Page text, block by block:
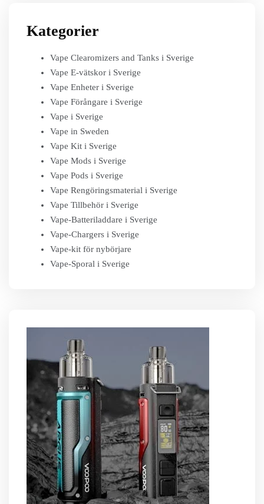
Kategorier
Vape Clearomizers and Tanks i Sverige
Vape E-vätskor i Sverige
Vape Enheter i Sverige
Vape Förångare i Sverige
Vape i Sverige
Vape in Sweden
Vape Kit i Sverige
Vape Mods i Sverige
Vape Pods i Sverige
Vape Rengöringsmaterial i Sverige
Vape Tillbehör i Sverige
Vape-Batteriladdare i Sverige
Vape-Chargers i Sverige
Vape-kit för nybörjare
Vape-Sporal i Sverige